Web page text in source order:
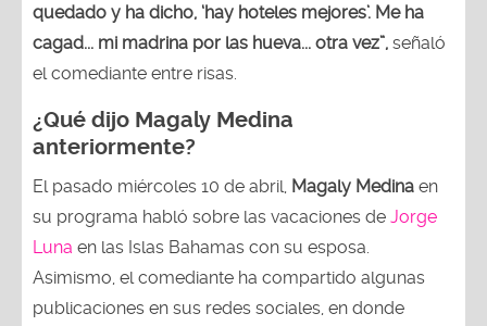
quedado y ha dicho, ‘hay hoteles mejores’. Me ha
cagad... mi madrina por las hueva... otra vez”, señaló
el comediante entre risas.
¿Qué dijo Magaly Medina
anteriormente?
El pasado miércoles 10 de abril, Magaly Medina en
su programa habló sobre las vacaciones de Jorge
Luna en las Islas Bahamas con su esposa.
Asimismo, el comediante ha compartido algunas
publicaciones en sus redes sociales, en donde